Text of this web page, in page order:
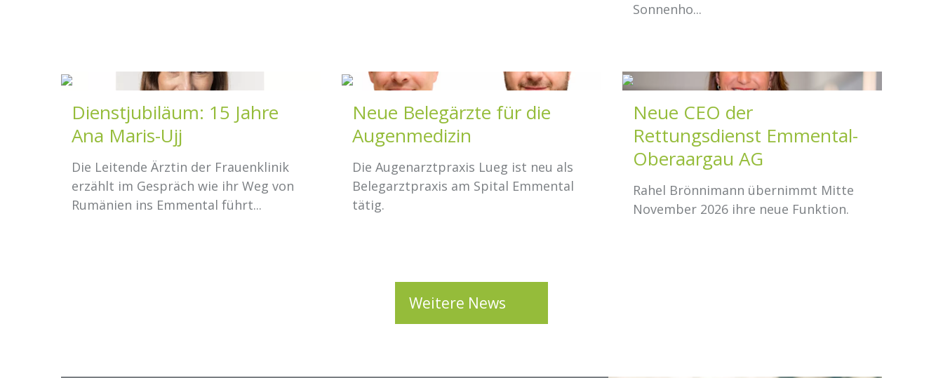
Sonnenho...
Dienstjubiläum: 15 Jahre
Ana Maris-Ujj
Die Leitende Ärztin der Frauenklinik
erzählt im Gespräch wie ihr Weg von
Rumänien ins Emmental führt...
Neue Belegärzte für die
Augenmedizin
Die Augenarztpraxis Lueg ist neu als
Belegarztpraxis am Spital Emmental
tätig.
Neue CEO der
Rettungsdienst Emmental-
Oberaargau AG
Rahel Brönnimann übernimmt Mitte
November 2026 ihre neue Funktion.
Weitere News